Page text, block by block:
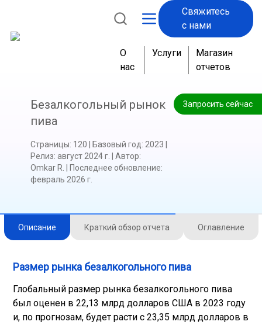
Свяжитесь
с нами
О
нас
Услуги
Магазин
отчетов
Запросить сейчас
Безалкогольный рынок
пива
Страницы: 120 Базовый год: 2023
Релиз: август 2024 г. Автор:
Omkar R.
Последнее обновление:
февраль 2026 г.
Описание Краткий обзор отчета Оглавление
Размер рынка безалкогольного пива
Глобальный размер рынка безалкогольного пива
был оценен в 22,13 млрд долларов США в 2023 году
и, по прогнозам, будет расти с 23,35 млрд долларов в